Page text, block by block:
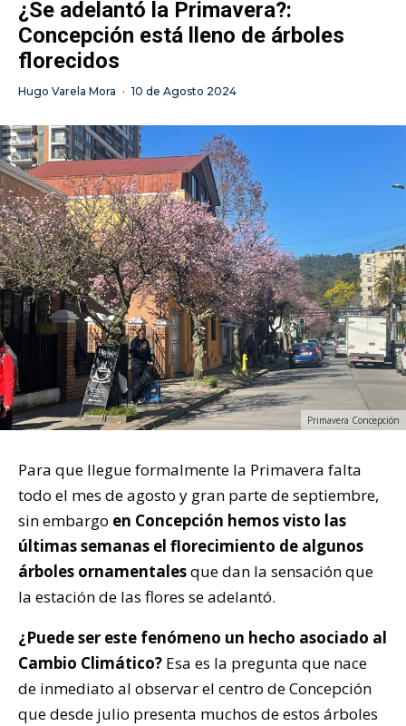
¿Se adelantó la Primavera?:
Concepción está lleno de árboles
florecidos
Hugo Varela Mora · 10 de Agosto 2024
Primavera Concepción
Para que llegue formalmente la Primavera falta
todo el mes de agosto y gran parte de septiembre,
sin embargo en Concepción hemos visto las
últimas semanas el florecimiento de algunos
árboles ornamentalesque dan la sensación que
la estación de las flores se adelantó.
¿Puede ser este fenómeno un hecho asociado al
Cambio Climático? Esa es la pregunta que nace
de inmediato al observar el centro de Concepción
que desde julio presenta muchos de estos árboles